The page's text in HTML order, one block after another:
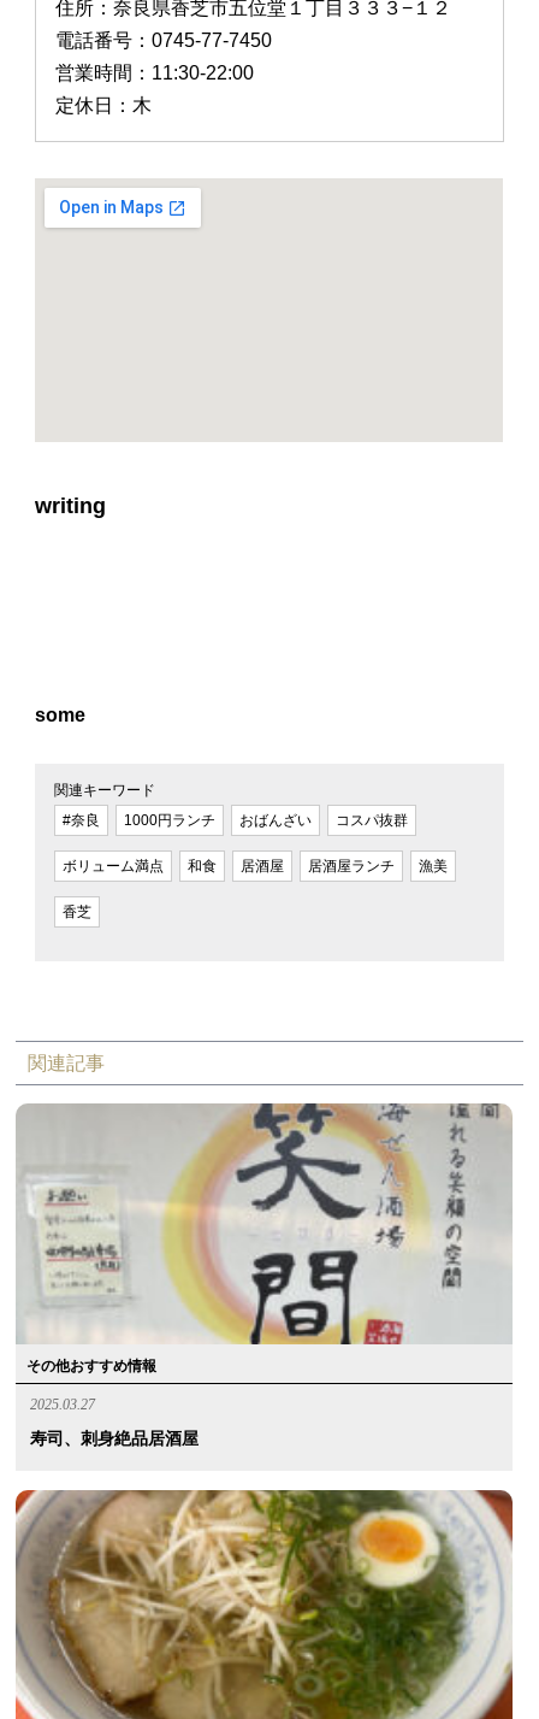
住所：奈良県香芝市五位堂１丁目３３３−１２
電話番号：0745-77-7450
営業時間：11:30-22:00
定休日：木
writing
some
関連キーワード
#奈良
1000円ランチ おばんざい コスパ抜群
ボリューム満点 和食 居酒屋 居酒屋ランチ 漁美
香芝
関連記事
その他おすすめ情報
2025.03.27
寿司、刺身絶品居酒屋